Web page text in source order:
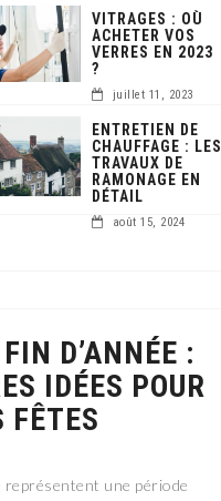
VITRAGES : OÙ
ACHETER VOS
VERRES EN 2023
?
juillet 11, 2023
ENTRETIEN DE
CHAUFFAGE : LES
TRAVAUX DE
RAMONAGE EN
DÉTAIL
août 15, 2024
D’ANNÉE :
IDÉES POUR
FÊTES
représentent une période